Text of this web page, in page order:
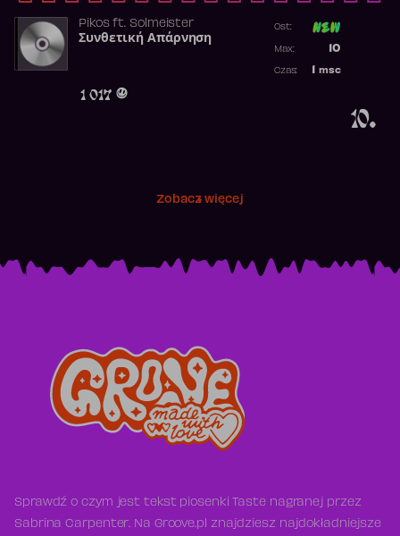
10.
Pikosft. Solmeister
Συνθετική Απάρνηση
1 017
Ost:
10
Max:
msc
Czas:
Zobacz więcej
Sprawdź o czym jest tekst piosenki Taste nagranej przez
Sabrina Carpenter. Na Groove.pl znajdziesz najdokładniejsze